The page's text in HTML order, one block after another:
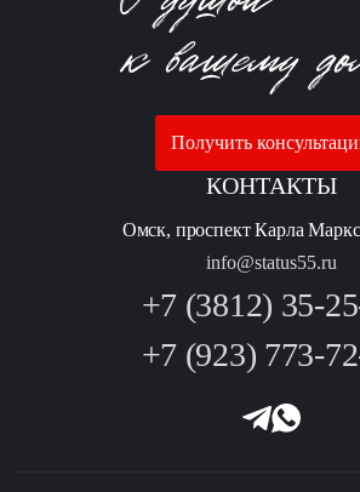
Получить
КОНТАКТЫ
Омск, проспект Карла
info@status55.ru
+7 (3812) 35-
+7 (923) 773-